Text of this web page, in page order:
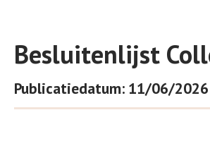
Besluitenlijst
Publicatiedatum: 11/06/2026